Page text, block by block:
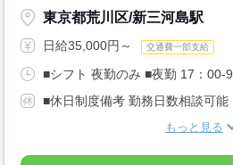
東京都荒川区/新三河島駅
日給35,000円～ 交通費一部支給
■シフト 夜勤のみ ■夜勤 17：00-9
■休日制度備考 勤務日数相談可能
もっと見る